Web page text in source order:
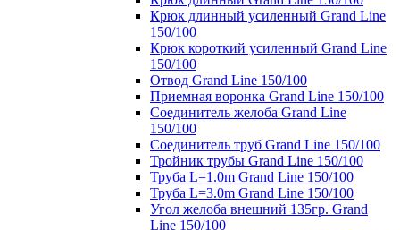
Крюк длинный усиленный Grand Line
150/100
Крюк короткий усиленный Grand Line
150/100
Отвод Grand Line 150/100
Приемная воронка Grand Line 150/100
Соединитель желоба Grand Line
150/100
Соединитель труб Grand Line 150/100
Тройник трубы Grand Line 150/100
Труба L=1.0m Grand Line 150/100
Труба L=3.0m Grand Line 150/100
Угол желоба внешний 135гр. Grand
Line 150/100